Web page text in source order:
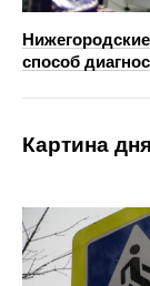
способ
Картина дня